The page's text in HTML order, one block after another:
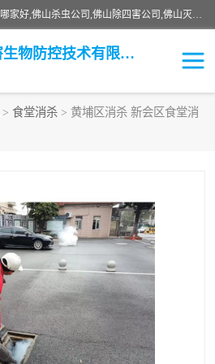
佛山白蚁防治公司,佛山白蚁防治哪家好,佛山杀虫公司,佛山除四害公司,佛山灭白蚁公司,佛山白蚁防治佛山儒创有害生物防治有限公司是一家佛山杀虫公司、佛山除四害公司、佛山灭白蚁公司、佛山白蚁防治公司，让您远离虫害困扰。要问佛山白蚁防治哪家好？佛山儒创有害生物防治有限公司全佛山、广州，正规公司，上门勘查，可靠，售后有保障。
佛山儒创有害生物防控技术有限公司
> 食堂消杀 > 黄埔区消杀 新会区食堂消
食堂消杀
园区消杀